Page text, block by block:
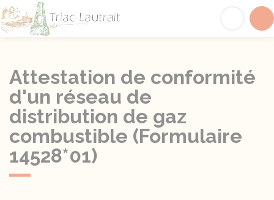
Attestation de conformité
d'un réseau de
distribution de gaz
combustible (Formulaire
14528*01)